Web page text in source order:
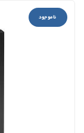
ناموجود